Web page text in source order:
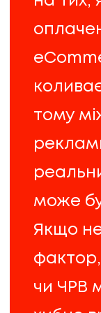
тому
може
Якщо
фактор,
чи ЧРВ